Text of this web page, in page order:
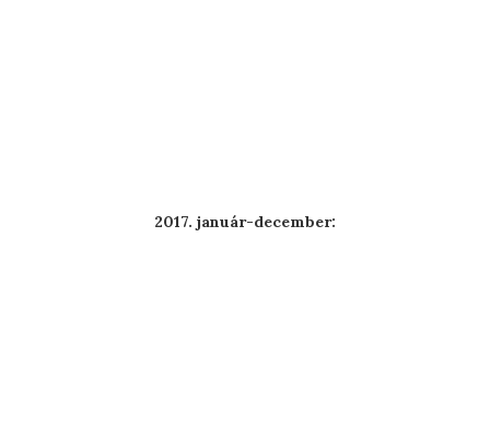
2017. január-december: